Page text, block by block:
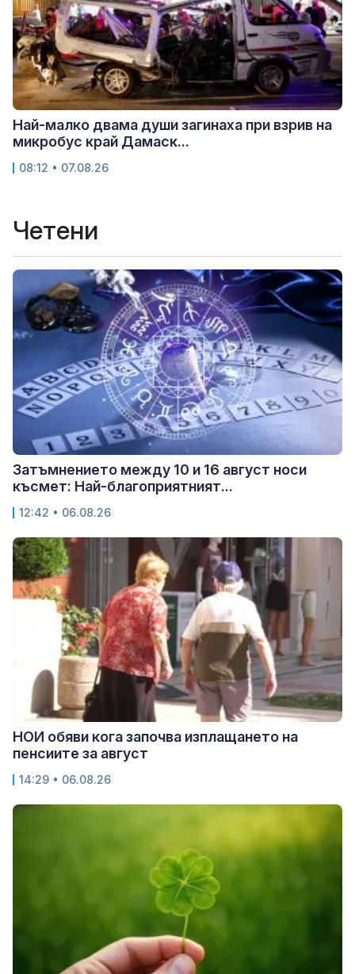
Най-малко двама души загинаха при взрив на
микробус край Дамаск...
08:12 • 07.08.26
Четени
Затъмнението между 10 и 16 август носи
късмет: Най-благоприятният...
12:42 • 06.08.26
НОИ обяви кога започва изплащането на
пенсиите за август
14:29 • 06.08.26